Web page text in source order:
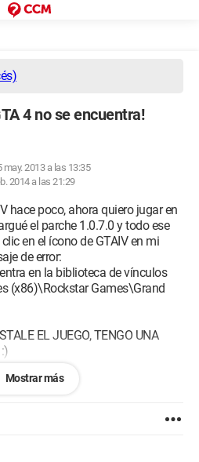
4 no se encuentra!
may. 2013 a las 13:35
2014 a las 21:29
hace poco, ahora quiero jugar en
el parche 1.0.7.0 y todo ese
en el ícono de GTAIV en mi
de error:
en la biblioteca de vínculos
(x86)\Rockstar Games\Grand
EL JUEGO, TENGO UNA
de juego en eso, tengo
Mostrar más